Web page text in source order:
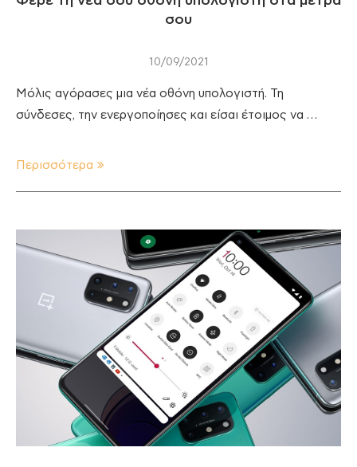
σου
10/09/2021
Μόλις αγόρασες μια νέα οθόνη υπολογιστή. Τη
σύνδεσες, την ενεργοποίησες και είσαι έτοιμος να …
Περισσότερα